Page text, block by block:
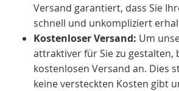
Versand garantiert, dass Sie
schnell und unkompliziert
Kostenloser Versand: Um
attraktiver für Sie zu gestalten,
kostenlosen Versand an. Dies
keine versteckten Kosten gibt